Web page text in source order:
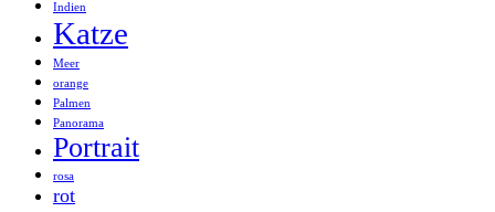
Indien
Katze
Meer
orange
Palmen
Panorama
Portrait
rosa
rot